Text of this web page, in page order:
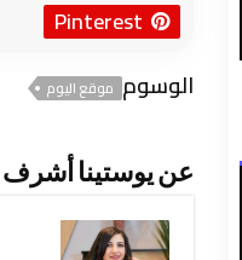
Pinterest
الوسوم موقع اليوم
عن يوستينا أشرف